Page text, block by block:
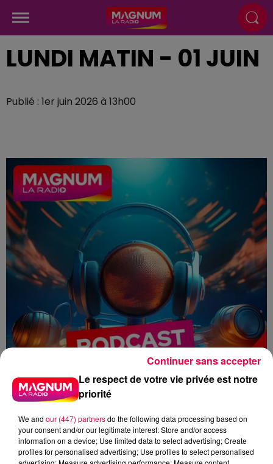
LUNDI MATIN - 01 JUIN
Publié : 1er juin 2026 à 13h00
Le respect de votre vie privée est notre
priorité
We and our (447) partnersdo the following data processing based on
your consent and/or our legitimate interest: Store and/or access
information on a device; Use limited data to select advertising; Create
profiles for personalised advertising; Use profiles to select personalised
Continuer sans accepter